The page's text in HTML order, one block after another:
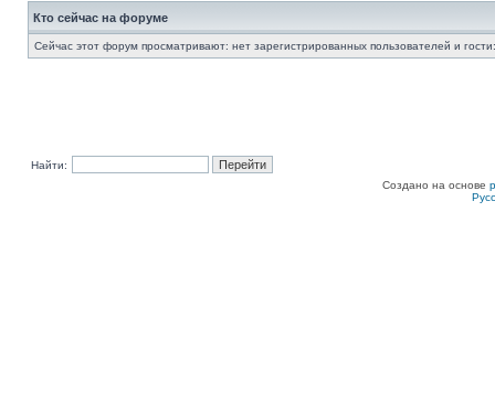
Кто сейчас на форуме
Сейчас этот форум просматривают: нет зарегистрированных пользователей и
Найти:
Создано на основе